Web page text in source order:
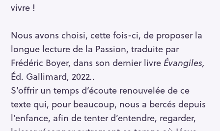
vivre !
Nous avons choisi, cette fois-ci, de proposer la
longue lecture de la Passion, traduite par
Frédéric Boyer, dans son dernier livre Évangiles,
Éd. Gallimard, 2022..
S’offrir un temps d’écoute renouvelée de ce
texte qui, pour beaucoup, nous a bercés depuis
l’enfance, afin de tenter d’entendre, regarder,